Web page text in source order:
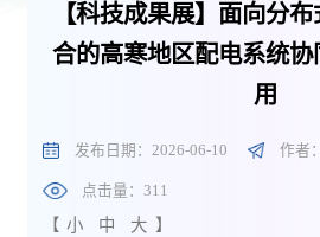
【科技成果展】面向分
合的高寒地区配电系统
用
发布日期：2026-06-10 作者
点击量：311
【 小 中 大 】